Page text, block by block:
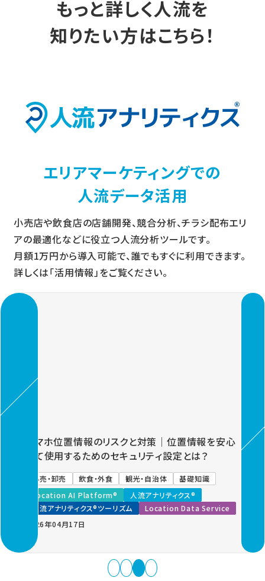
もっと詳しく人流を
知りたい方はこちら！
エリアマーケティングでの
人流データ活用
小売店や飲食店の店舗開発、競合分析、チラシ配布エリ
アの最適化などに役立つ人流分析ツールです。
月額1万円から導入可能で、誰でもすぐに利用できます。
詳しくは「活用情報」をご覧ください。
スマホ位置情報のリスクと対策｜位置情報を安心
して使用するためのセキュリティ設定とは？
小売・卸売 飲食・外食 観光・自治体
基礎知識
Location AI Platform®
人流アナリティクス®
人流アナリティクス®ツーリズム
Location Data Service
2026年04月17日